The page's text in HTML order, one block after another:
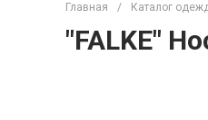
Главная / Каталог
"FALKE"